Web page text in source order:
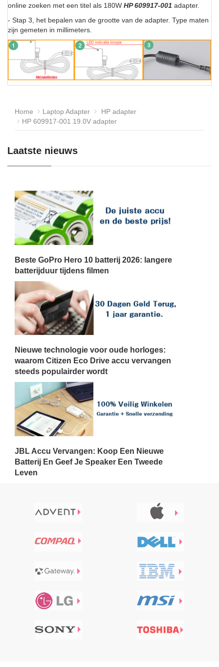
online zoeken met een titel als 180W HP 609917-001 adapter.
- Stap 3, het bepalen van de grootte van de adapter. Type maten
zijn gemeten in millimeters.
Home Laptop Adapter
HP adapter
HP 609917-001 19.0V adapter
Laatste nieuws
Beste GoPro Hero 10 batterij 2026: langere
batterijduur tijdens filmen
Nieuwe technologie voor oude horloges:
waarom Citizen Eco Drive accu vervangen
steeds populairder wordt
JBL Accu Vervangen: Koop Een Nieuwe
Batterij En Geef Je Speaker Een Tweede
Leven